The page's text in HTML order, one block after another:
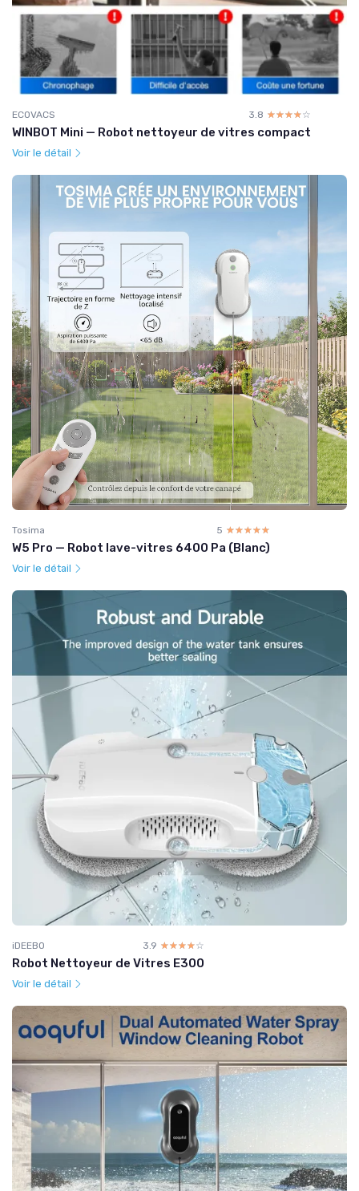
ECOVACS 3.8 ☆☆☆☆☆
★★★★★
WINBOT Mini — Robot nettoyeur de vitres compact
Voir le détail
Tosima 5 ☆☆☆☆☆
★★★★★
W5 Pro — Robot lave-vitres 6400 Pa (Blanc)
Voir le détail
iDEEBO 3.9 ☆☆☆☆☆
★★★★★
Robot Nettoyeur de Vitres E300
Voir le détail